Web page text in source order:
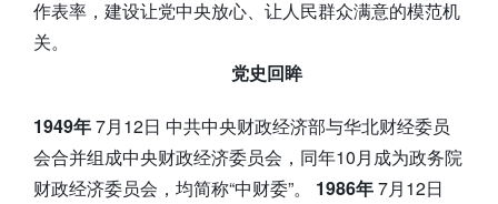
作表率，建设让党中央放心、让人民群众满意的模范机
关。
党史回眸
1949年7月12日 中共中央财政经济部与华北财经委员
会合并组成中央财政经济委员会，同年10月成为政务院
财政经济委员会，均简称“中财委”。 1986年7月12日